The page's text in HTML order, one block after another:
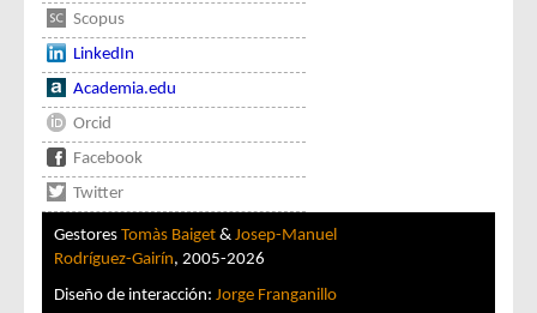
Scopus
LinkedIn
Academia.edu
Orcid
Facebook
Twitter
Gestores Tomàs Baiget & Josep-Manuel
Rodríguez-Gairín, 2005-2026
Diseño de interacción: Jorge Franganillo